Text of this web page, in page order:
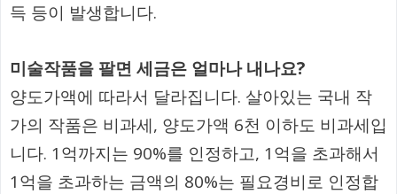
득 등이 발생합니다.
미술작품을 팔면 세금은 얼마나 내나요?
양도가액에 따라서 달라집니다. 살아있는 국내 작
가의 작품은 비과세, 양도가액 6천 이하도 비과세입
니다. 1억까지는 90%를 인정하고, 1억을 초과해서
1억을 초과하는 금액의 80%는 필요경비로 인정합